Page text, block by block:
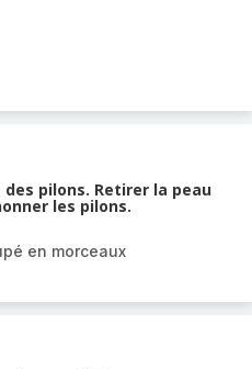
pilons. Retirer la peau
les pilons.
en morceaux